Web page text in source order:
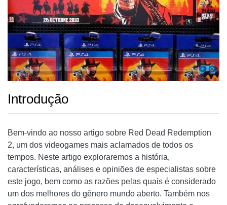
1. QUANTO TEMPO LEVA PARA COMPLETAR RED DEAD
REDEMPTION 2?
2. RED DEAD REDEMPTION 2 ESTÁ DISPONÍVEL EM
TODAS AS PLATAFORMAS DE JOGOS?
CONCLUSÃO
Introdução
Bem-vindo ao nosso artigo sobre Red Dead Redemption
2, um dos videogames mais aclamados de todos os
tempos. Neste artigo exploraremos a história,
características, análises e opiniões de especialistas sobre
este jogo, bem como as razões pelas quais é considerado
um dos melhores do gênero mundo aberto. Também nos